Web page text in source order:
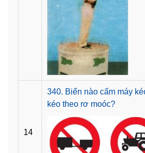
14
340. Biển nào cấm máy
kéo theo rơ moóc?